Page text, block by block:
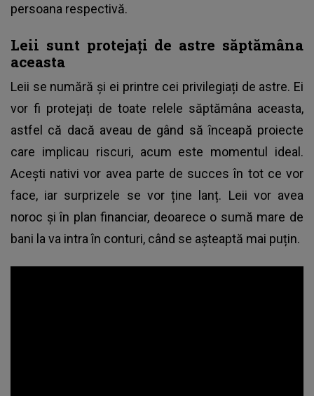
persoana respectivă.
Leii sunt protejați de astre săptămâna
aceasta
Leii se numără și ei printre cei privilegiați de astre. Ei
vor fi protejați de toate relele săptămâna aceasta,
astfel că dacă aveau de gând să înceapă proiecte
care implicau riscuri, acum este momentul ideal.
Acești nativi vor avea parte de succes în tot ce vor
face, iar surprizele se vor ține lanț. Leii vor avea
noroc și în plan financiar, deoarece o sumă mare de
bani la va intra în conturi, când se așteaptă mai puțin.